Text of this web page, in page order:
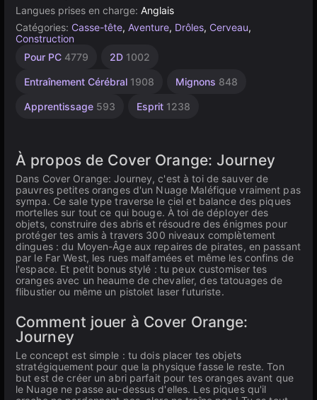
Langues prises en charge: Anglais
Catégories: Casse-tête, Aventure, Drôles, Cerveau,
Construction
Pour PC 4779 2D 1002
Entraînement Cérébral 1908 Mignons 848
Apprentissage 593 Esprit 1238
Bureau
Indépendants
Construction
Russes
Navigateur
Cocos
À propos de Cover Orange: Journey
Dans Cover Orange: Journey, c'est à toi de sauver de
pauvres petites oranges d'un Nuage Maléfique vraiment pas
sympa. Ce sale type traverse le ciel et balance des piques
mortelles sur tout ce qui bouge. À toi de déployer des
objets, construire des abris et résoudre des énigmes pour
protéger tes amis à travers 300 niveaux complètement
dingues : du Moyen-Âge aux repaires de pirates, en passant
par le Far West, les rues malfamées et même les confins de
l'espace. Et petit bonus stylé : tu peux customiser tes
oranges avec un heaume de chevalier, des tatouages de
flibustier ou même un pistolet laser futuriste.
Comment jouer à Cover Orange:
Journey
Le concept est simple : tu dois placer tes objets
stratégiquement pour que la physique fasse le reste. Ton
but est de créer un abri parfait pour tes oranges avant que
le Nuage ne passe au-dessus d'elles. Les piques qu'il